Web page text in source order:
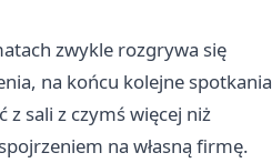
zwykle rozgrywa się
na końcu kolejne spotkania
sali z czymś więcej niż
na własną firmę.